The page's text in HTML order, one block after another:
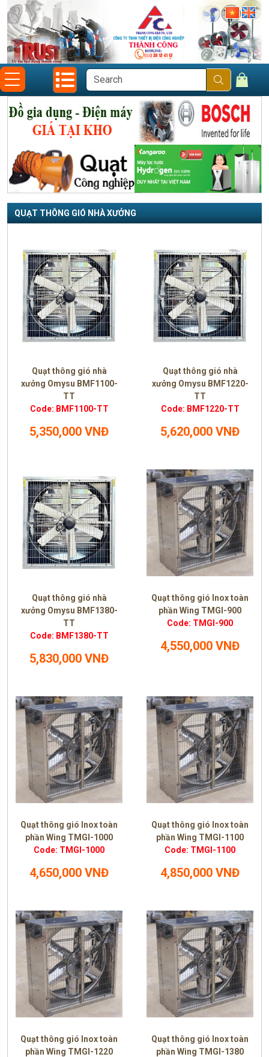
QUẠT THÔNG GIÓ NHÀ XƯỞNG
Quạt thông gió nhà
xưởng Omysu BMF1100-
TT
Code: BMF1100-TT
5,350,000 VNĐ
Quạt thông gió nhà
xưởng Omysu BMF1220-
TT
Code: BMF1220-TT
5,620,000 VNĐ
Quạt thông gió nhà
xưởng Omysu BMF1380-
TT
Code: BMF1380-TT
5,830,000 VNĐ
Quạt thông gió Inox toàn
phần Wing TMGI-900
Code: TMGI-900
4,550,000 VNĐ
Quạt thông gió Inox toàn
phần Wing TMGI-1000
Code: TMGI-1000
4,650,000 VNĐ
Quạt thông gió Inox toàn
phần Wing TMGI-1100
Code: TMGI-1100
4,850,000 VNĐ
Quạt thông gió Inox toàn
phần Wing TMGI-1220
Quạt thông gió Inox toàn
phần Wing TMGI-1380